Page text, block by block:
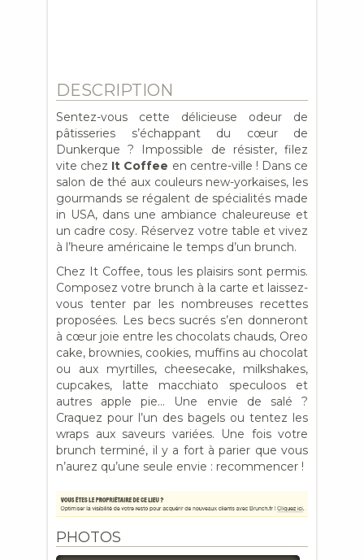
DESCRIPTION
Sentez-vous cette délicieuse odeur de
pâtisseries s’échappant du cœur de
Dunkerque ? Impossible de résister, filez
vite chez It Coffee en centre-ville ! Dans ce
salon de thé aux couleurs new-yorkaises, les
gourmands se régalent de spécialités made
in USA, dans une ambiance chaleureuse et
un cadre cosy. Réservez votre table et vivez
à l’heure américaine le temps d’un brunch.
Chez It Coffee, tous les plaisirs sont permis.
Composez votre brunch à la carte et laissez-
vous tenter par les nombreuses recettes
proposées. Les becs sucrés s’en donneront
à cœur joie entre les chocolats chauds, Oreo
cake, brownies, cookies, muffins au chocolat
ou aux myrtilles, cheesecake, milkshakes,
cupcakes, latte macchiato speculoos et
autres apple pie… Une envie de salé ?
Craquez pour l’un des bagels ou tentez les
wraps aux saveurs variées. Une fois votre
brunch terminé, il y a fort à parier que vous
n’aurez qu’une seule envie : recommencer !
PHOTOS